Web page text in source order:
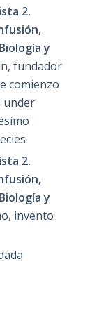
2.
y
fundador
comienzo
under
2.
y
invento